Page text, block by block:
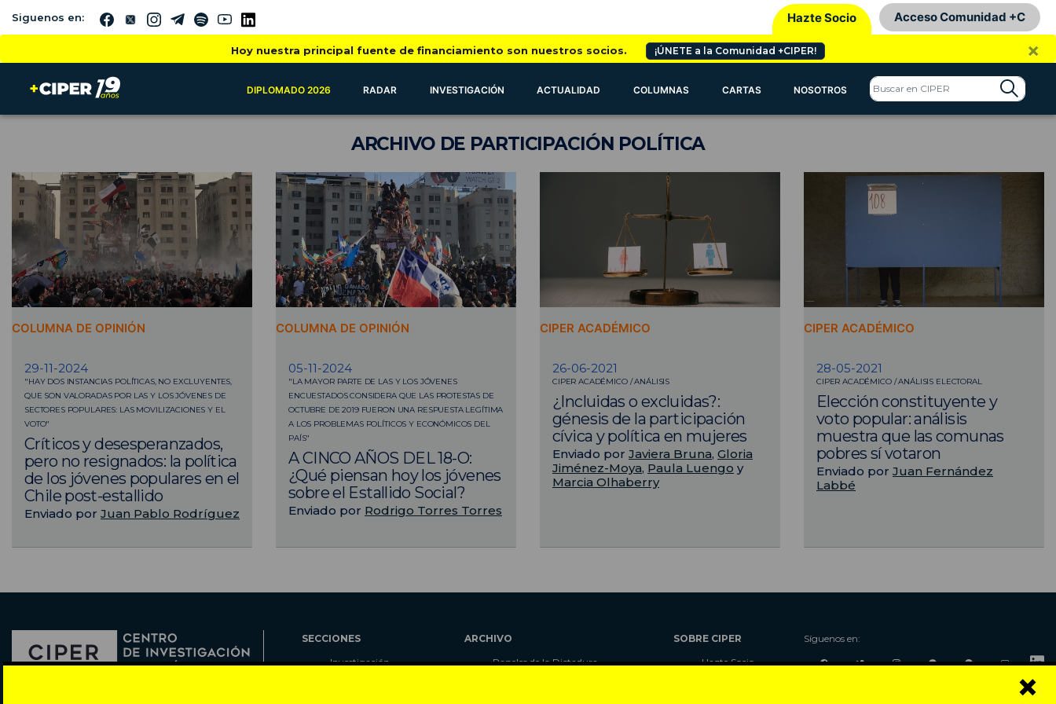
×
Siguenos en: Hazte Socio Acceso Comunidad +C
Hoy nuestra principal fuente de financiamiento son nuestros socios. ¡ÚNETE a la Comunidad +CIPER! ×
DIPLOMADO 2026 RADAR INVESTIGACIÓN ACTUALIDAD COLUMNAS CARTAS NOSOTROS
ARCHIVODE PARTICIPACIÓN POLÍTICA
COLUMNA DE OPINIÓN
29-11-2024
"HAY DOS INSTANCIAS POLÍTICAS, NO EXCLUYENTES,
QUE SON VALORADAS POR LAS Y LOS JÓVENES DE
SECTORES POPULARES: LAS MOVILIZACIONES Y EL
VOTO"
Críticos y desesperanzados,
pero no resignados: la política
de los jóvenes populares en el
Chile post-estallido
Enviado por Juan Pablo Rodríguez
COLUMNA DE OPINIÓN
05-11-2024
"LA MAYOR PARTE DE LAS Y LOS JÓVENES
ENCUESTADOS CONSIDERA QUE LAS PROTESTAS DE
OCTUBRE DE 2019 FUERON UNA RESPUESTA LEGÍTIMA
A LOS PROBLEMAS POLÍTICOS Y ECONÓMICOS DEL
PAÍS"
A CINCO AÑOS DEL 18-O:
¿Qué piensan hoy los jóvenes
sobre el Estallido Social?
Enviado por Rodrigo Torres Torres
CIPER ACADÉMICO
26-06-2021
CIPER ACADÉMICO / ANÁLISIS
¿Incluidas o excluidas?:
génesis de la participación
cívica y política en mujeres
Enviado por Javiera Bruna, Gloria
Jiménez-Moya, Paula Luengo y
Marcia Olhaberry
CIPER ACADÉMICO
28-05-2021
CIPER ACADÉMICO / ANÁLISIS ELECTORAL
Elección constituyente y
voto popular: análisis
muestra que las comunas
pobres sí votaron
Enviado por Juan Fernández
Labbé
SECCIONES
Investigación
ARCHIVO
Papeles de la Dictadura
SOBRE CIPER
Hazte Socio
Síguenos en: